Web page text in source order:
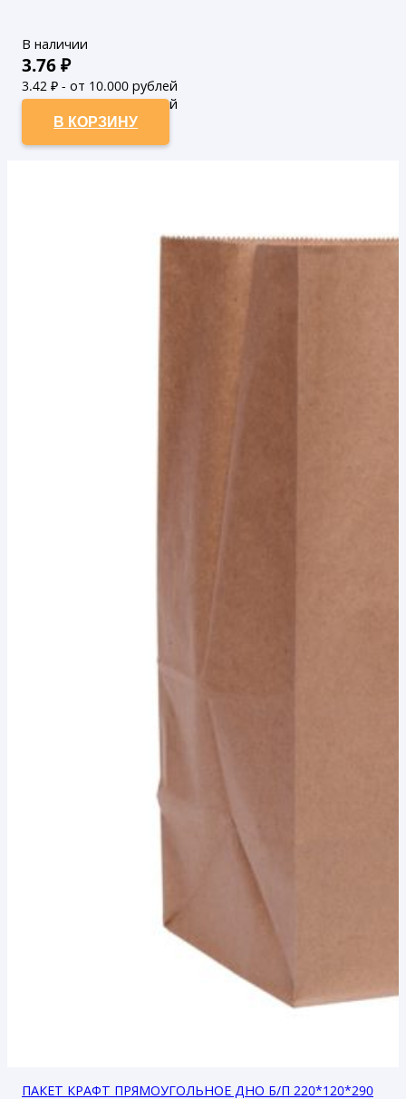
В наличии
3.76₽
3.42 ₽ - от 10.000 рублей
3.11₽ - от 50.000 рублей
В КОРЗИНУ
ПАКЕТ КРАФТ ПРЯМОУГОЛЬНОЕ ДНО Б/П 220*120*290